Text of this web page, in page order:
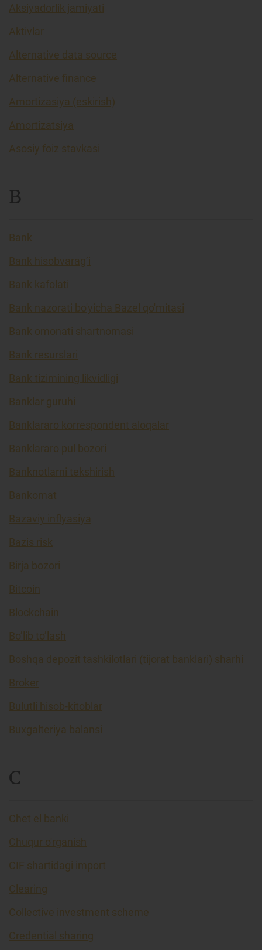
Aksiyadorlik jamiyati
Aktivlar
Alternative data source
Alternative finance
Amortizasiya (eskirish)
Amortizatsiya
Asosiy foiz stavkasi
B
Bank
Bank hisobvarag’i
Bank kafolati
Bank nazorati bo'yicha Bazel qo'mitasi
Bank omonati shartnomasi
Bank resurslari
Bank tizimining likvidligi
Banklar guruhi
Banklararo korrespondent aloqalar
Banklararo pul bozori
Banknotlarni tekshirish
Bankomat
Bazaviy inflyasiya
Bazis risk
Birja bozori
Bitcoin
Blockchain
Bo’lib to’lash
Boshqa depozit tashkilotlari (tijorat banklari) sharhi
Broker
Bulutli hisob-kitoblar
Buxgalteriya balansi
C
Chet el banki
Chuqur o'rganish
CIF shartidagi import
Clearing
Collective investment scheme
Credential sharing